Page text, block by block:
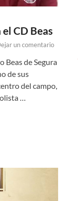
CD Beas
un comentario
Beas de Segura
de sus
del campo,
…